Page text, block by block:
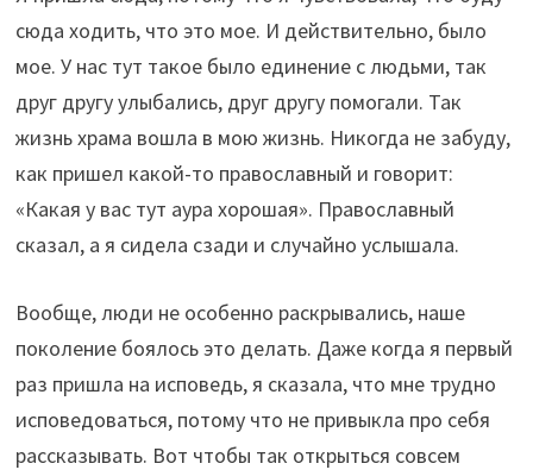
сюда ходить, что это мое. И действительно, было
мое. У нас тут такое было единение с людьми, так
друг другу улыбались, друг другу помогали. Так
жизнь храма вошла в мою жизнь. Никогда не забуду,
как пришел какой-то православный и говорит:
«Какая у вас тут аура хорошая». Православный
сказал, а я сидела сзади и случайно услышала.
Вообще, люди не особенно раскрывались, наше
поколение боялось это делать. Даже когда я первый
раз пришла на исповедь, я сказала, что мне трудно
исповедоваться, потому что не привыкла про себя
рассказывать. Вот чтобы так открыться совсем